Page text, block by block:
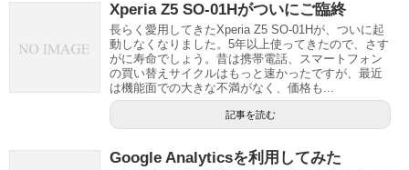
Xperia Z5 SO-01Hがついにご臨終
長らく愛用してきたXperia Z5 SO-01Hが、ついに起
動しなくなりました。5年以上使ってきたので、さす
がに寿命でしょう。昔は携帯電話、スマートフォン
の買い替えサイクルはもっと速かったですが、最近
は機能面での大きな不満がなく、価格も...
記事を読む
Google Analyticsを利用してみた